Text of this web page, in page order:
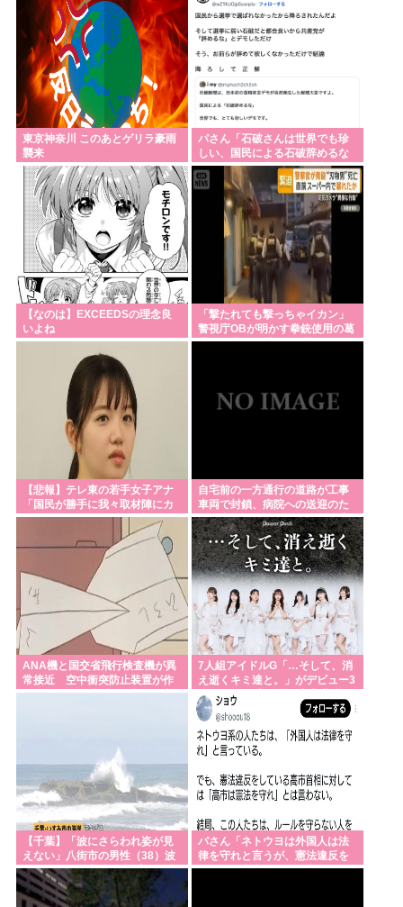
東京神奈川 このあとゲリラ豪雨
襲来
パさん「石破さんは世界でも珍
しい、国民による石破辞めるな
デモが自然発生した総理大臣で
す」
【なのは】EXCEEDSの理念良
いよね
「撃たれても撃っちゃイカン」
警視庁OBが明かす拳銃使用の葛
藤…河内長野「2発で射殺」なぜ
【悲報】テレ東の若手女子アナ
「国民が勝手に我々取材陣にカ
メラを向けるな！」→何様のつ
自宅前の一方通行の道路が工事
車両で封鎖、病院への送迎のた
めに車をどかして欲しいと作業
スタッフに頼むと
ANA機と国交省飛行検査機が異
常接近 空中衝突防止装置が作
動も“ニアミス認定せず” 国交
7人組アイドルG「…そして、消
え逝くキミ達と。」がデビュー3
か月で解散 事務所が事業継続困
難なため
【千葉】「波にさらわれ姿が見
えない」八街市の男性（38）波
にさらわれ死亡 交際相手と海岸
を散歩中 当時は波浪注意報 いす
み市
パさん「ネトウヨは外国人は法
律を守れと言うが、憲法違反を
している高市には何も言わな